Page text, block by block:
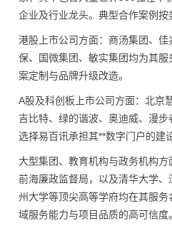
企业及行业龙头。典型合作案例按
港股上市公司方面：商汤集团、
保、国微集团、敏实集团均为其
案定制与品牌升级改造。
A股及科创板上市公司方面：北京
吉比特、绿的谐波、奥迪威、漫
选择易百讯承担其**数字门户的建
大型集团、教育机构与政务机构方
前海廉政监督局，以及清华大学
州大学等顶尖高等学府均在其服
域服务能力与项目品质的高可信度。